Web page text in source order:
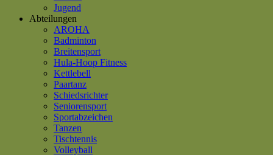
Jugend
Abteilungen
AROHA
Badminton
Breitensport
Hula-Hoop Fitness
Kettlebell
Paartanz
Schiedsrichter
Seniorensport
Sportabzeichen
Tanzen
Tischtennis
Volleyball